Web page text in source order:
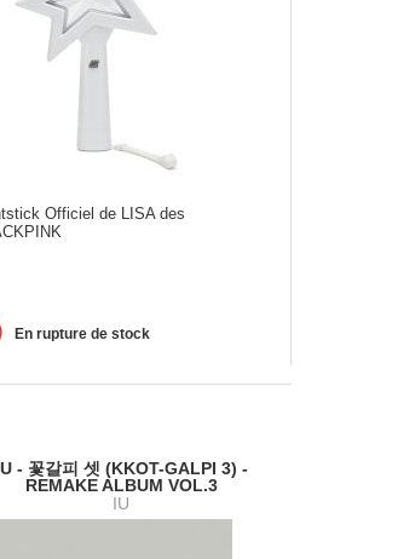
Officiel de LISA des
En rupture de stock
- 꽃갈피 셋 (KKOT-GALPI 3) -
REMAKE ALBUM VOL.3
IU